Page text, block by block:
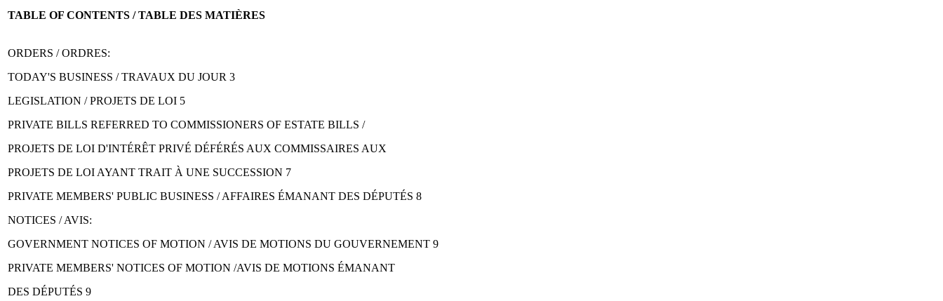
TABLE OF CONTENTS / TABLE DES MATIÈRES
ORDERS / ORDRES:
TODAY'S BUSINESS / TRAVAUX DU JOUR 3
LEGISLATION / PROJETS DE LOI 5
PRIVATE BILLS REFERRED TO COMMISSIONERS OF ESTATE BILLS /
PROJETS DE LOI D'INTÉRÊT PRIVÉ DÉFÉRÉS AUX COMMISSAIRES AUX
PROJETS DE LOI AYANT TRAIT À UNE SUCCESSION 7
PRIVATE MEMBERS' PUBLIC BUSINESS / AFFAIRES ÉMANANT DES DÉPUTÉS 8
NOTICES / AVIS:
GOVERNMENT NOTICES OF MOTION / AVIS DE MOTIONS DU GOUVERNEMENT 9
PRIVATE MEMBERS' NOTICES OF MOTION /AVIS DE MOTIONS ÉMANANT
DES DÉPUTÉS 9